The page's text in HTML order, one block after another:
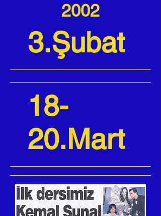
2002
3.Şubat
18-
20.Mart